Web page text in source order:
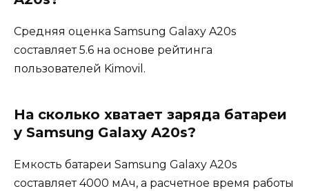
Средняя оценка Samsung Galaxy A20s
составляет 5.6 на основе рейтинга
пользователей Kimovil.
На сколько хватает заряда батареи
у Samsung Galaxy A20s?
Емкость батареи Samsung Galaxy A20s
составляет 4000 мАч, а расчетное время работы